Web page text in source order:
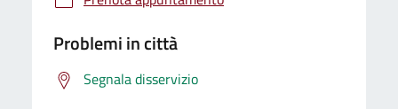
Problemi in città
Segnala disservizio